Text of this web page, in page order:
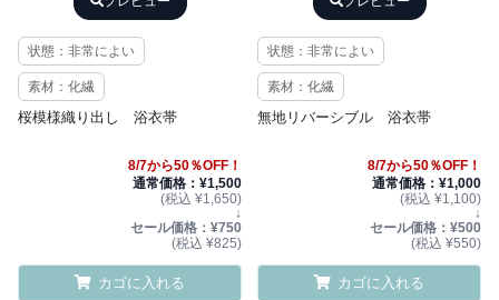
状態：非常によい
素材：化繊
桜模様織り出し 浴衣帯
8/7から50％OFF！
通常価格：¥1,500
(税込 ¥1,650)
↓
セール価格：¥750
(税込 ¥825)
カゴに入れる
状態：非常によい
素材：化繊
無地リバーシブル 浴衣帯
8/7から50％OFF！
通常価格：¥1,000
(税込 ¥1,100)
↓
セール価格：¥500
(税込 ¥550)
カゴに入れる